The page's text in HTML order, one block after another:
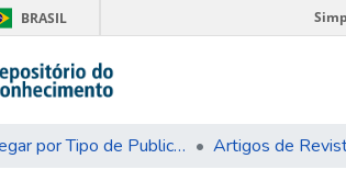
BRASIL
Navegar por Tipo de Publicação Artigos de